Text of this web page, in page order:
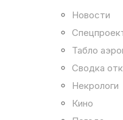
Новости
Табло
Сводка
Некрологи
Кино